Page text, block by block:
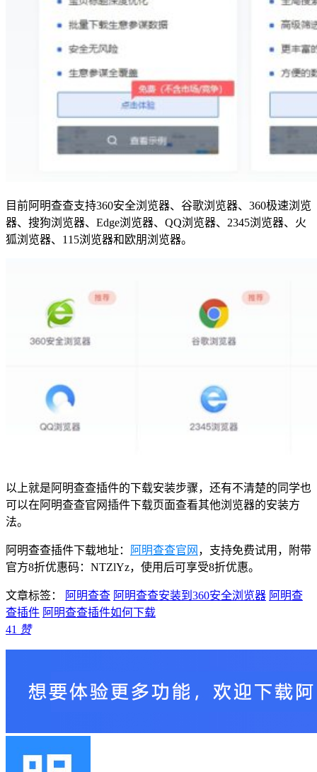
目前阿明查查支持360安全浏览器、谷歌浏览器、360极速浏览
器、搜狗浏览器、Edge浏览器、QQ浏览器、2345浏览器、火
狐浏览器、115浏览器和欧朋浏览器。
以上就是阿明查查插件的下载安装步骤，还有不清楚的同学也
可以在阿明查查官网插件下载页面查看其他浏览器的安装方
法。
阿明查查插件下载地址： 阿明查查官网 ，支持免费试用，附带
官方8折优惠码：NTZlYz，使用后可享受8折优惠。
文章标签： 阿明查查 阿明查查安装到360安全浏览器 阿明查
查插件 阿明查查插件如何下载
41 赞